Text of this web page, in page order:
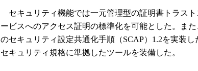
セキュリティ機能では一元管理型の証明書トラス
ービスへのアクセス証明の標準化を可能とした。ま
のセキュリティ設定共通化手順（SCAP）1.2を実装し
セキュリティ規格に準拠したツールを装備した。